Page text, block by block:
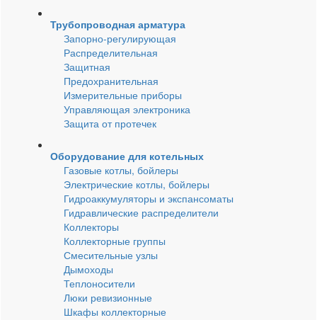
Трубопроводная арматура
Запорно-регулирующая
Распределительная
Защитная
Предохранительная
Измерительные приборы
Управляющая электроника
Защита от протечек
Оборудование для котельных
Газовые котлы, бойлеры
Электрические котлы, бойлеры
Гидроаккумуляторы и экспансоматы
Гидравлические распределители
Коллекторы
Коллекторные группы
Смесительные узлы
Дымоходы
Теплоносители
Люки ревизионные
Шкафы коллекторные